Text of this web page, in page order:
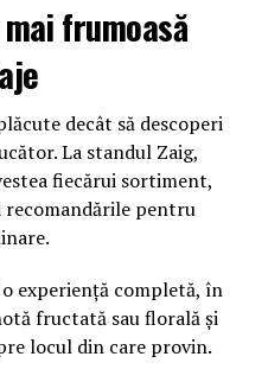
frumoasă
decât să descoperi
La standul Zaig,
fiecărui sortiment,
recomandările pentru
experiență completă, în
fructată sau florală și
locul din care provin.